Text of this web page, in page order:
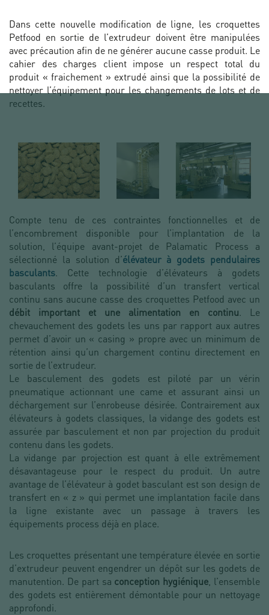
Dans cette nouvelle modification de ligne, les croquettes
Petfood en sortie de l’extrudeur doivent être manipulées
avec précaution afin de ne générer aucune casse produit. Le
cahier des charges client impose un respect total du
produit « fraichement » extrudé ainsi que la possibilité de
nettoyer l’équipement pour les changements de lots et de
recettes.
Compte tenu de ces contraintes fonctionnelles et de
l’encombrement disponible pour l’implantation de la
solution, l’équipe avant-projet de Palamatic Process a
sélectionné la solution d’élévateur à godets pendulaires
basculants. Cette technologie d’élévateurs à godets
basculants offre la possibilité d’un transfert vertical
continu sans aucune casse des croquettes Petfood avec un
débit important et une alimentation en continu. Le
chevauchement des godets les uns par rapport aux autres
permet d’avoir un « casing » propre avec un minimum de
rétention ainsi qu’un chargement continu directement en
sortie de l’extrudeur.
Le basculement des godets est piloté par un vérin
pneumatique actionnant une came et assurant ainsi un
déchargement sur l’enrobeuse désirée. Contrairement aux
élévateurs à godets classiques, la vidange des godets est
assurée par basculement et non par projection du produit
contenu dans les godets.
La vidange par projection est quant à elle extrêmement
désavantageuse pour le respect du produit. Un autre
avantage de l’élévateur à godet basculant est son design de
transfert en « z » qui permet une implantation facile dans
la ligne existante avec un passage à travers les
équipements process déjà en place.
Les croquettes présentant une température élevée en sortie
d’extrudeur peuvent engendrer un dépôt sur les godets de
manutention. De part sa conception hygiénique, l’ensemble
des godets est entièrement démontable pour un nettoyage
approfondi.